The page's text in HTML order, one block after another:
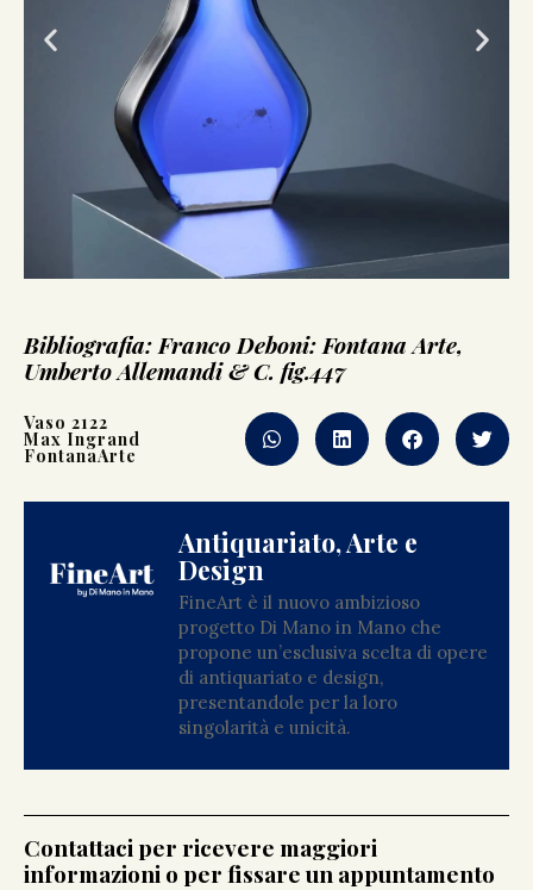
Bibliografia: Franco Deboni: Fontana Arte,
Umberto Allemandi & C. fig.447
Vaso 2122
Max Ingrand
FontanaArte
Antiquariato, Arte e
Design
FineArt è il nuovo ambizioso
progetto Di Mano in Mano che
propone un’esclusiva scelta di opere
di antiquariato e design,
presentandole per la loro
singolarità e unicità.
Contattaci per ricevere maggiori
informazioni o per fissare un appuntamento